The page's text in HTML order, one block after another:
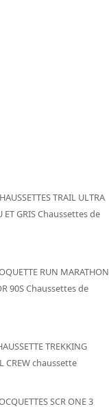
TRAIL ULTRA
ET GRIS Chaussettes de
RUN MARATHON
90S Chaussettes de
TREKKING
CREW chaussette
SCR ONE 3